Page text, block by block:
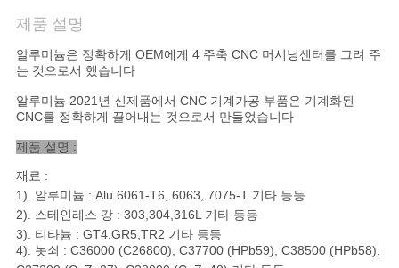
인
용
을
요
청
하
십
제품 설명
알루미늄은 정확하게 OEM에게 4 주축 CNC 머시닝센터를 그려 주
는 것으로서 했습니다
알루미늄 2021년 신제품에서 CNC 기계가공 부품은 기계화된
CNC를 정확하게 끌어내는 것으로서 만들었습니다
제품 설명 :
재료 :
1). 알루미늄 : Alu 6061-T6, 6063, 7075-T 기타 등등
2). 스테인레스 강 : 303,304,316L 기타 등등
3). 티타늄 : GT4,GR5,TR2 기타 등등
4). 놋쇠 : C36000 (C26800), C37700 (HPb59), C38500 (HPb58),